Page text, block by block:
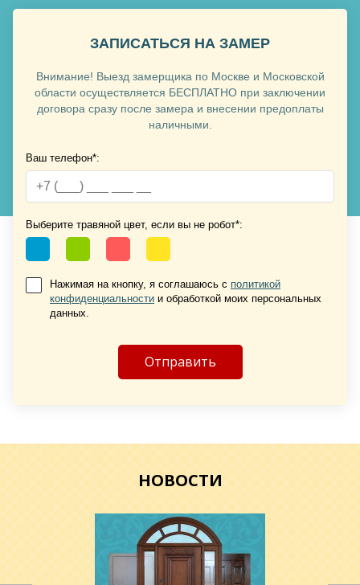
Хочу такую
Хочу такую
Хочу такую
ЗАПИСАТЬСЯ НА ЗАМЕР
Внимание! Выезд замерщика по Москве и Московской
области осуществляется БЕСПЛАТНО при заключении
договора сразу после замера и внесении предоплаты
наличными.
Ваш телефон*:
Выберите травяной цвет, если вы не робот*:
Нажимая на кнопку, я соглашаюсь с политикой
конфиденциальности и обработкой моих персональных
данных.
НОВОСТИ